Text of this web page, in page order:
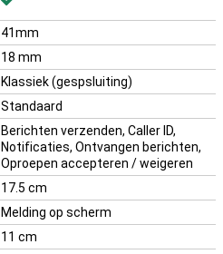
41mm
18 mm
Klassiek (gespsluiting)
Standaard
Berichten verzenden, Caller ID,
Notificaties, Ontvangen berichten,
Oproepen accepteren / weigeren
17.5 cm
Melding op scherm
11 cm